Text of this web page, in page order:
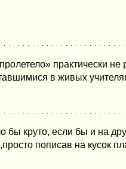
практически не
в живых
бы круто, если бы и на
пописав на кусок